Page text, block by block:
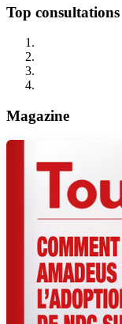
Top consultations
Magazine